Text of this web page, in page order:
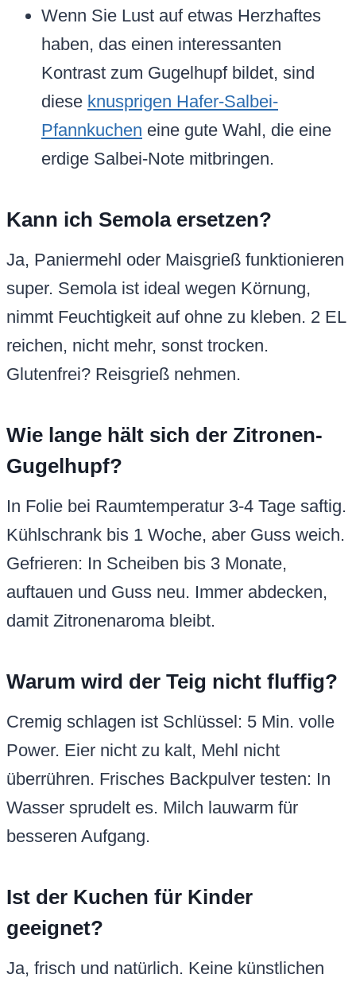
Wenn Sie Lust auf etwas Herzhaftes
haben, das einen interessanten
Kontrast zum Gugelhupf bildet, sind
diese knusprigen Hafer-Salbei-
Pfannkuchen eine gute Wahl, die eine
erdige Salbei-Note mitbringen.
Kann ich Semola ersetzen?
Ja, Paniermehl oder Maisgrieß funktionieren
super. Semola ist ideal wegen Körnung,
nimmt Feuchtigkeit auf ohne zu kleben. 2 EL
reichen, nicht mehr, sonst trocken.
Glutenfrei? Reisgrieß nehmen.
Wie lange hält sich der Zitronen-
Gugelhupf?
In Folie bei Raumtemperatur 3-4 Tage saftig.
Kühlschrank bis 1 Woche, aber Guss weich.
Gefrieren: In Scheiben bis 3 Monate,
auftauen und Guss neu. Immer abdecken,
damit Zitronenaroma bleibt.
Warum wird der Teig nicht fluffig?
Cremig schlagen ist Schlüssel: 5 Min. volle
Power. Eier nicht zu kalt, Mehl nicht
überrühren. Frisches Backpulver testen: In
Wasser sprudelt es. Milch lauwarm für
besseren Aufgang.
Ist der Kuchen für Kinder
geeignet?
Ja, frisch und natürlich. Keine künstlichen